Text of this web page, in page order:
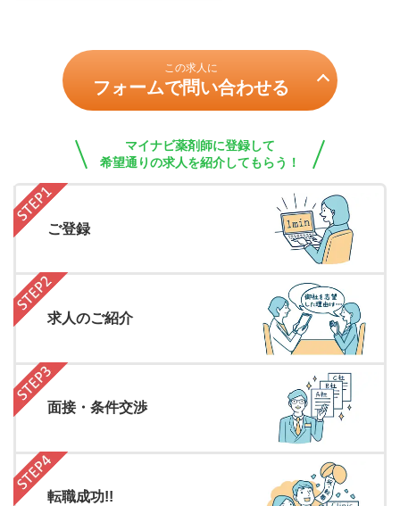
この求人に
フォームで問い合わせる
マイナビ薬剤師に登録して
希望通りの求人を紹介してもらう！
ご登録
求人のご紹介
面接・条件交渉
転職成功!!